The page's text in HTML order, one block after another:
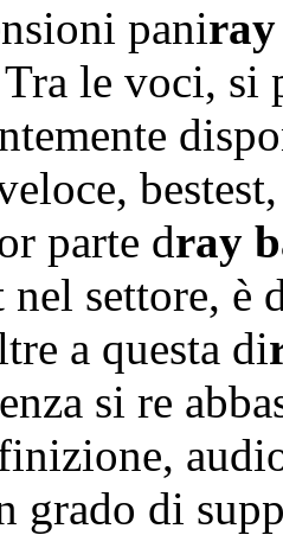
pani
Tra le voci,
parte dray
nel settore,
a questa di
si re
grado di